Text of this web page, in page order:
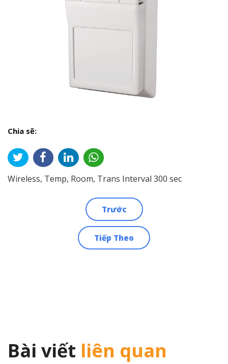
Chia sẽ:
Wireless, Temp, Room, Trans Interval 300 sec
Trước
Tiếp Theo
Bài viết liên quan